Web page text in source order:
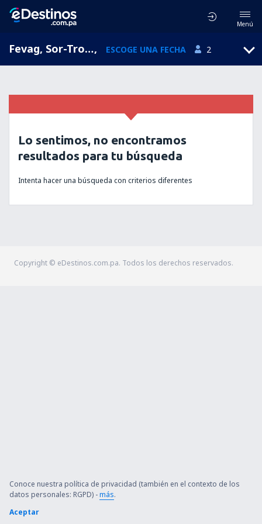
Menú
Fevag, Sor-Trondelag, Noruega, ESCOGE UNA FECHA 2
Lo sentimos, no encontramos
resultados para tu búsqueda
Intenta hacer una búsqueda con criterios diferentes
Copyright © eDestinos.com.pa. Todos los derechos reservados.
Conoce nuestra política de privacidad (también en el contexto de los
datos personales: RGPD) -más.
Aceptar